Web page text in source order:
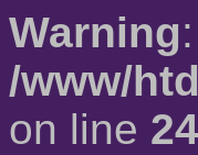
Warning
/www/
on line